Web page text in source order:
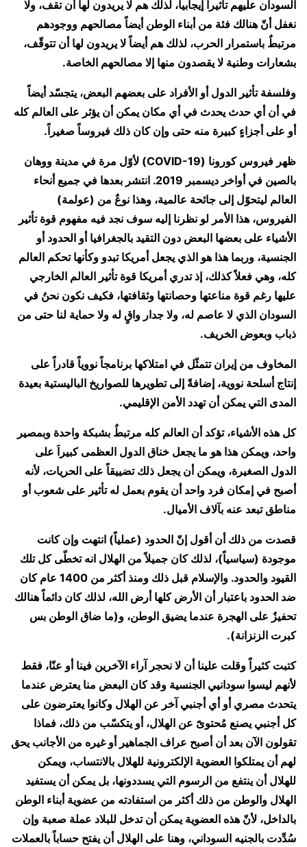
السودان عليهم تأثيراً إيجابياً، لذلك هم لا يريدون لها أن تقف، ولا
نغفل أنّ هنالك فئة من أبناء الوطن أيضاً مصالحهم ووجودهم
مرتبطٌ باستمرار الحرب، لذلك هم أيضاً لا يريدون لها أن تتوقّف،
بشعارات وطنية لا يقصدون منها إلا مصالحهم الخاصة.
وفلسفة تأثير الدول أو الأفراد على بعضهم البعض، يتجسّد أيضاً
في أن أي حدث يحدث في أي مكان يمكن أن يؤثر على العالم كله
أو على أجزاءٍ كبيرة منه حتى وإن كان ذلك فيروساً صغيراً.
ظهر فيروس كورونا (COVID-19) لأوّل مرة في مدينة ووهان
بالصين في أواخر ديسمبر 2019. انتشر بعدها في جميع أنحاء
العالم ليتحوّل إلى جائحة عالمية، وهذا نوعٌ من (عولمة)
الفيروس، هذا الأمر لو نظرنا إليه سوف نجد فيه مفهوم قوة تأثير
الأشياء على بعضها البعض دون التقيد بالجغرافيا أو الحدود أو
الجنسية، وربما هذا هو الذي يجعل أمريكا تبدو وكأنها تحكم العالم
كله، وهي فعلاً كذلك، إذ تدري أمريكا قوة تأثير العالم الخارجي
عليها رغم قوة مناعتها وحصانتها وثقافتها، فكيف نكون نحنُ في
السودان الذي لا عاصم له، ولا جدار واقٍ له ولا حماية لنا حتى من
ذباب وبعوض الخريف.
المخاوف من إيران تتمثّل في امتلاكها برنامجاً نووياً قادراً على
إنتاج أسلحة نووية، إضافةً إلى تطويرها للصواريخ الباليستية بعيدة
المدى التي يمكن أن تهدد الأمن الإقليمي.
كل هذه الأشياء، تؤكد أن العالم كله مرتبطٌ بشبكة واحدة وبمصير
واحد، ويمكن هذا هو ما يجعل خناق الدول العظمى كبيراَ على
الدول الصغيرة، ويمكن أن يجعل ذلك تضييقاً على الحريات، لأنه
أصبح في إمكان فرد واحد أن يقوم بعمل له تأثير على شعوب أو
مناطق تبعد عنه بآلاف الأميال.
قصدت من ذلك أن أقول إنّ الحدود (عملياً) انتهت وإن كانت
موجودة (سياسياً)، لذلك كان جميلاً من الهلال انه تخطّى كل تلك
القيود والحدود. والإسلام قبل ذلك ومنذ أكثر من 1400 عام كان
ضد الحدود باعتبار أن الأرض كلها أرض الله، لذلك كان دائماً هنالك
تحفيزٌ على الهجرة عندما يضيق الوطن، و(ما ضاق الوطن بس
كبرت الزنزانة).
كتبت كثيراً وقلت علينا أن لا نحجر آراء الآخرين فينا أو عنّا، فقط
لأنهم ليسوا سودانيي الجنسية وقد كان البعض منا يعترض عندما
يتحدث مصري أو أي أجنبي آخر عن الهلال وكانوا يعترضون على
كل أجنبي يصنع مُحتوىً عن الهلال، أو يتكسّب من ذلك، فماذا
تقولون الآن بعد أن أصبح عراف الجماهير أو غيره من الأجانب يحق
لهم أن يمتلكوا العضوية الإلكترونية للهلال بالانتساب، ويمكن
للهلال أن ينتفع من الرسوم التي يسددونها، بل يمكن أن يستفيد
الهلال والوطن من ذلك أكثر من استفادته من عضوية أبناء الوطن
بالداخل، لأنّ هذه العضوية يمكن أن تدخل للبلاد عملة صعبة وإن
سُدِّدت بالجنيه السوداني، وهنا على الهلال أن يفتح حساباً بالعملات